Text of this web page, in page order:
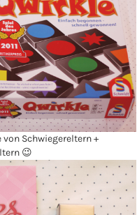
Schwiegereltern +
😉